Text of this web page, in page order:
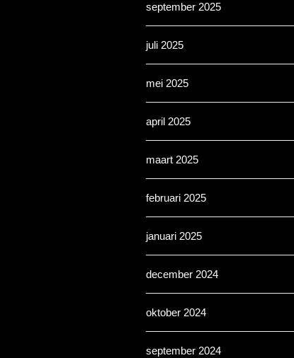
september 2025
juli 2025
mei 2025
april 2025
maart 2025
februari 2025
januari 2025
december 2024
oktober 2024
september 2024